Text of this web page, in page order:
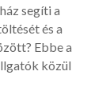
segíti a
és a
Ebbe a
közül